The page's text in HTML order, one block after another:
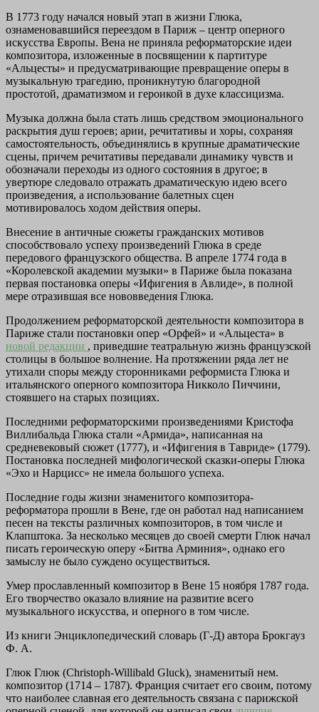
В 1773 году начался новый этап в жизни Глюка,
ознаменовавшийся переездом в Париж – центр оперного
искусства Европы. Вена не приняла реформаторские идеи
композитора, изложенные в посвящении к партитуре
«Альцесты» и предусматривающие превращение оперы в
музыкальную трагедию, проникнутую благородной
простотой, драматизмом и героикой в духе классицизма.
Музыка должна была стать лишь средством эмоционального
раскрытия душ героев; арии, речитативы и хоры, сохраняя
самостоятельность, объединялись в крупные драматические
сцены, причем речитативы передавали динамику чувств и
обозначали переходы из одного состояния в другое; в
увертюре следовало отражать драматическую идею всего
произведения, а использование балетных сцен
мотивировалось ходом действия оперы.
Внесение в античные сюжеты гражданских мотивов
способствовало успеху произведений Глюка в среде
передового французского общества. В апреле 1774 года в
«Королевской академии музыки» в Париже была показана
первая постановка оперы «Ифигения в Авлиде», в полной
мере отразившая все нововведения Глюка.
Продолжением реформаторской деятельности композитора в
Париже стали постановки опер «Орфей» и «Альцеста» в
новой редакции , приведшие театральную жизнь французской
столицы в большое волнение. На протяжении ряда лет не
утихали споры между сторонниками реформиста Глюка и
итальянского оперного композитора Никколо Пиччини,
стоявшего на старых позициях.
Последними реформаторскими произведениями Кристофа
Виллибальда Глюка стали «Армида», написанная на
средневековый сюжет (1777), и «Ифигения в Тавриде» (1779).
Постановка последней мифологической сказки-оперы Глюка
«Эхо и Нарцисс» не имела большого успеха.
Последние годы жизни знаменитого композитора-
реформатора прошли в Вене, где он работал над написанием
песен на тексты различных композиторов, в том числе и
Клапштока. За несколько месяцев до своей смерти Глюк начал
писать героическую оперу «Битва Арминия», однако его
замыслу не было суждено осуществиться.
Умер прославленный композитор в Вене 15 ноября 1787 года.
Его творчество оказало влияние на развитие всего
музыкального искусства, и оперного в том числе.
Из книги Энциклопедический словарь (Г-Д) автора Брокгауз
Ф. А.
Глюк Глюк (Christoph-Willibald Gluck), знаменитый нем.
композитор (1714 – 1787). Франция считает его своим, потому
что наиболее славная его деятельность связана с парижской